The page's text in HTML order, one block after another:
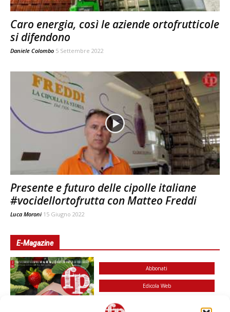
Caro energia, così le aziende ortofrutticole
si difendono
Daniele Colombo 5 Settembre 2022
Presente e futuro delle cipolle italiane
#vocidellortofrutta con Matteo Freddi
Luca Moroni 15 Giugno 2022
E-Magazine
Abbonati
Edicola Web